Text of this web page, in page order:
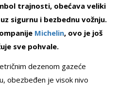
trajnosti, obećava veliki
sigurnu i bezbednu vožnju.
Michelin, ovo je još
sve pohvale.
dezenom gazeće
obezbeđen je visok nivo